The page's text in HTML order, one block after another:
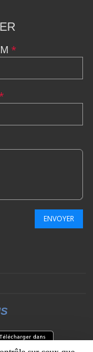
*
ENVOYER